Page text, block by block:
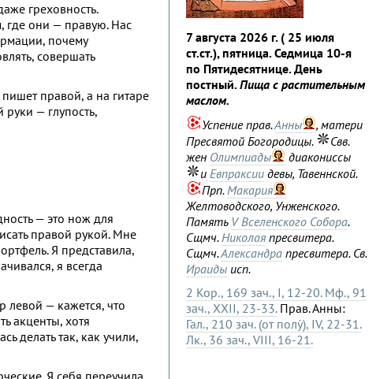
греховность.
где они — правую. Нас
почему
совершать
правой, а на гитаре
— глупость,
— это нож для
правой рукой. Мне
Я представила,
я всегда
левой — кажется, что
акценты, хотя
делать так, как учили,
Я себя переучила,
7 августа 2026 г. ( 25 июля
ст.ст.), пятница. Седмица 10-я
по Пятидесятнице. День
постный.Пища с растительным
маслом.
Успение прав.Анны
, матери
Пресвятой Богородицы.
Свв.
жен Олимпиады
диакониссы
и Евпраксии девы, Тавеннской.
Прп.Макария
Желтоводского, Унженского.
Память V Вселенского Собора.
Сщмч.Николая пресвитера.
Сщмч.Александра пресвитера. Св.
Ираиды исп.
2 Кор., 169 зач., I, 12-20. Мф., 91
зач., XXII, 23-33.Прав. Анны:
Гал., 210 зач. (от полу́), IV, 22-31.
Лк., 36 зач., VIII, 16-21.